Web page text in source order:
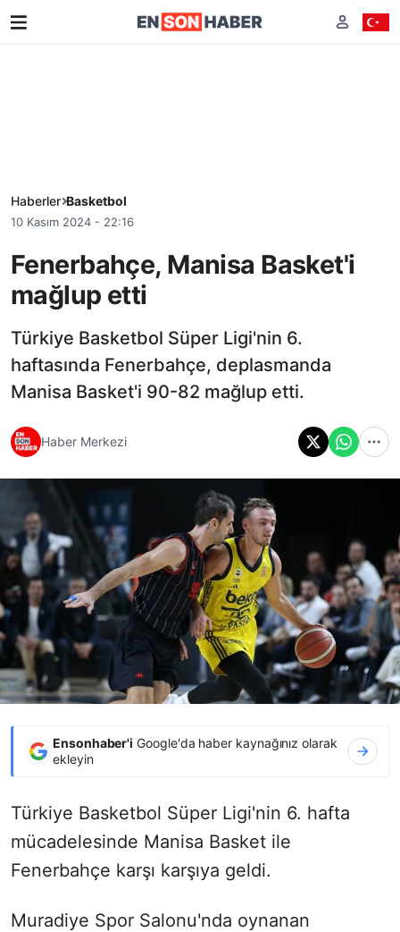
Haberler Basketbol
10 Kasım 2024 - 22:16
Fenerbahçe, Manisa Basket'i
mağlup etti
Türkiye Basketbol Süper Ligi'nin 6.
haftasında Fenerbahçe, deplasmanda
Manisa Basket'i 90-82 mağlup etti.
Haber Merkezi
Ensonhaber'i Google'da haber kaynağınız olarak
ekleyin
Türkiye Basketbol Süper Ligi'nin 6. hafta
mücadelesinde Manisa Basket ile
Fenerbahçe karşı karşıya geldi.
Muradiye Spor Salonu'nda oynanan